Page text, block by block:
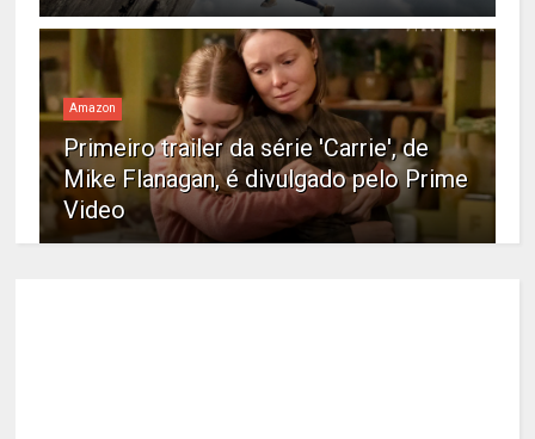
Amazon
Primeiro trailer da série 'Carrie', de
Mike Flanagan, é divulgado pelo Prime
Video